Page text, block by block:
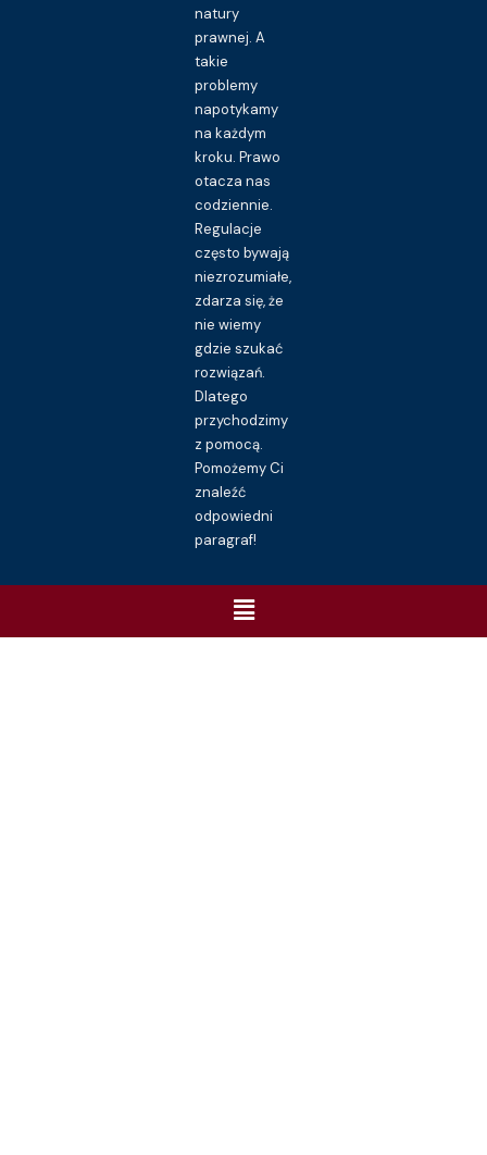
natury
prawnej. A
takie
problemy
napotykamy
na każdym
kroku. Prawo
otacza nas
codziennie.
Regulacje
często bywają
niezrozumiałe,
zdarza się, że
nie wiemy
gdzie szukać
rozwiązań.
Dlatego
przychodzimy
z pomocą.
Pomożemy Ci
znaleźć
odpowiedni
paragraf!
Menu